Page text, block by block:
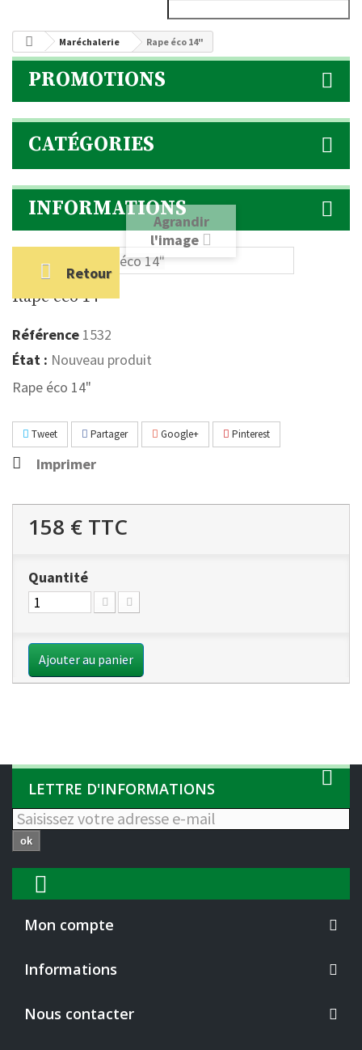
Maréchalerie Rape éco 14"
PROMOTIONS
CATÉGORIES
INFORMATIONS
Retour
Agrandir
l'image
Rape éco 14"
Référence 1532
État : Nouveau produit
Rape éco 14"
Tweet Partager Google+ Pinterest
Imprimer
158 € TTC
Quantité
Ajouter au panier
LETTRE D'INFORMATIONS
ok
Mon compte
Informations
Nous contacter